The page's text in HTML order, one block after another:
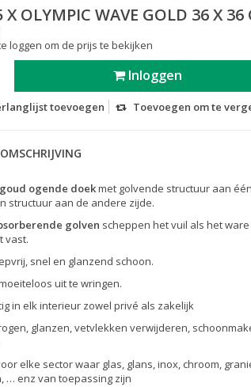
X OLYMPIC WAVE GOLD 36 X 36
loggen om de prijs te bekijken
Inloggen
toevoegen Toevoegen om te
ogende doekmet golvende structuur aan
structuur aan de andere zijde.
golven scheppen het vuil als het
vast.
snel en glanzend schoon.
uit te wringen.
in elk interieur zowel privé als zakelijk
glanzen, vetvlekken verwijderen,
elke sector waar glas, glans, inox, chroom,
… enz van toepassing zijn